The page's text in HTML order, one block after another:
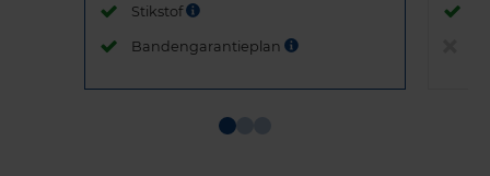
Stikstof
Bandengarantieplan